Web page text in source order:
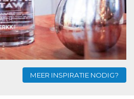
MEER INSPIRATIE NODIG?